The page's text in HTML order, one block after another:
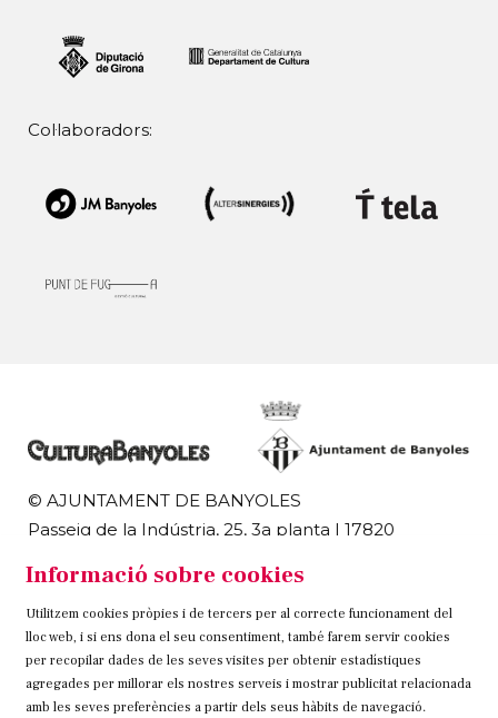
Col·laboradors:
© AJUNTAMENT DE BANYOLES
Passeig de la Indústria, 25, 3a planta | 17820
972 58 18 48 | 972 57 00 50
Sitemap Avís Legal Ús de Cookies Contacteu
Link a instagram
Link a twitter
Link a facebook
Informació sobre cookies
Utilitzem cookies pròpies i de tercers per al correcte funcionament del
lloc web, i si ens dona el seu consentiment, també farem servir cookies
per recopilar dades de les seves visites per obtenir estadístiques
agregades per millorar els nostres serveis i mostrar publicitat relacionada
amb les seves preferències a partir dels seus hàbits de navegació.